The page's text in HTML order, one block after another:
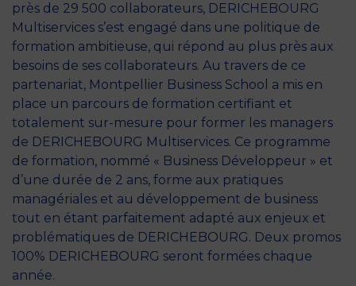
près de 29 500 collaborateurs, DERICHEBOURG
Multiservices s’est engagé dans une politique de
formation ambitieuse, qui répond au plus près aux
besoins de ses collaborateurs. Au travers de ce
partenariat, Montpellier Business School a mis en
place un parcours de formation certifiant et
totalement sur-mesure pour former les managers
de DERICHEBOURG Multiservices. Ce programme
de formation, nommé « Business Développeur » et
d’une durée de 2 ans, forme aux pratiques
managériales et au développement de business
tout en étant parfaitement adapté aux enjeux et
problématiques de DERICHEBOURG. Deux promos
100% DERICHEBOURG seront formées chaque
année.